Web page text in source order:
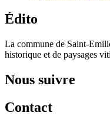
Édito
La commune de Saint-
historique et de paysages
Nous suivre
Contact